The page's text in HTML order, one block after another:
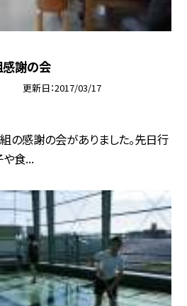
感謝の会
更新日 2017/03/17
の感謝の会がありました。先日行
食...